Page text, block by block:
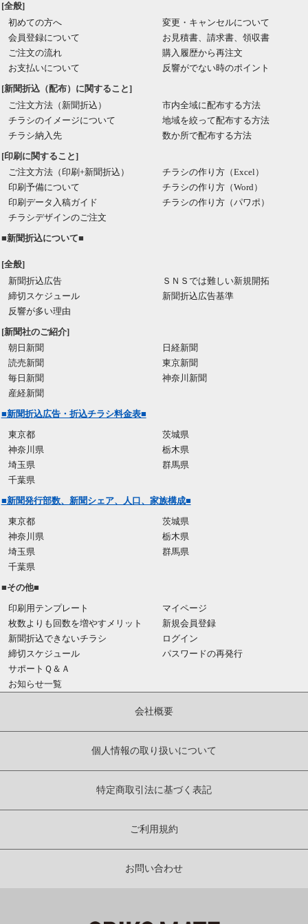
[全般]
初めての方へ
会員登録について
ご注文の流れ
お支払いについて
変更・キャンセルについて
お見積書、請求書、領収書
購入履歴から再注文
反響がでない時のポイント
[新聞折込（配布）に関すること]
ご注文方法（新聞折込）
チラシのイメージについて
チラシ納入先
市内全域に配布する方法
地域を絞って配布する方法
数か所で配布する方法
[印刷に関すること]
ご注文方法（印刷+新聞折込）
印刷予備について
印刷データ入稿ガイド
チラシデザインのご注文
チラシの作り方（Excel）
チラシの作り方（Word）
チラシの作り方（パワポ）
■新聞折込について■
[全般]
新聞折込広告
締切スケジュール
反響が多い理由
ＳＮＳでは難しい新規開拓
新聞折込広告基準
[新聞社のご紹介]
朝日新聞
読売新聞
毎日新聞
産経新聞
日経新聞
東京新聞
神奈川新聞
■新聞折込広告・折込チラシ料金表■
東京都
神奈川県
埼玉県
千葉県
茨城県
栃木県
群馬県
■新聞発行部数、新聞シェア、人口、家族構成■
東京都
神奈川県
埼玉県
千葉県
茨城県
栃木県
群馬県
■その他■
印刷用テンプレート
枚数よりも回数を増やすメリット
新聞折込できないチラシ
締切スケジュール
サポートＱ＆Ａ
お知らせ一覧
マイページ
新規会員登録
ログイン
パスワードの再発行
会社概要
個人情報の取り扱いについて
特定商取引法に基づく表記
ご利用規約
お問い合わせ